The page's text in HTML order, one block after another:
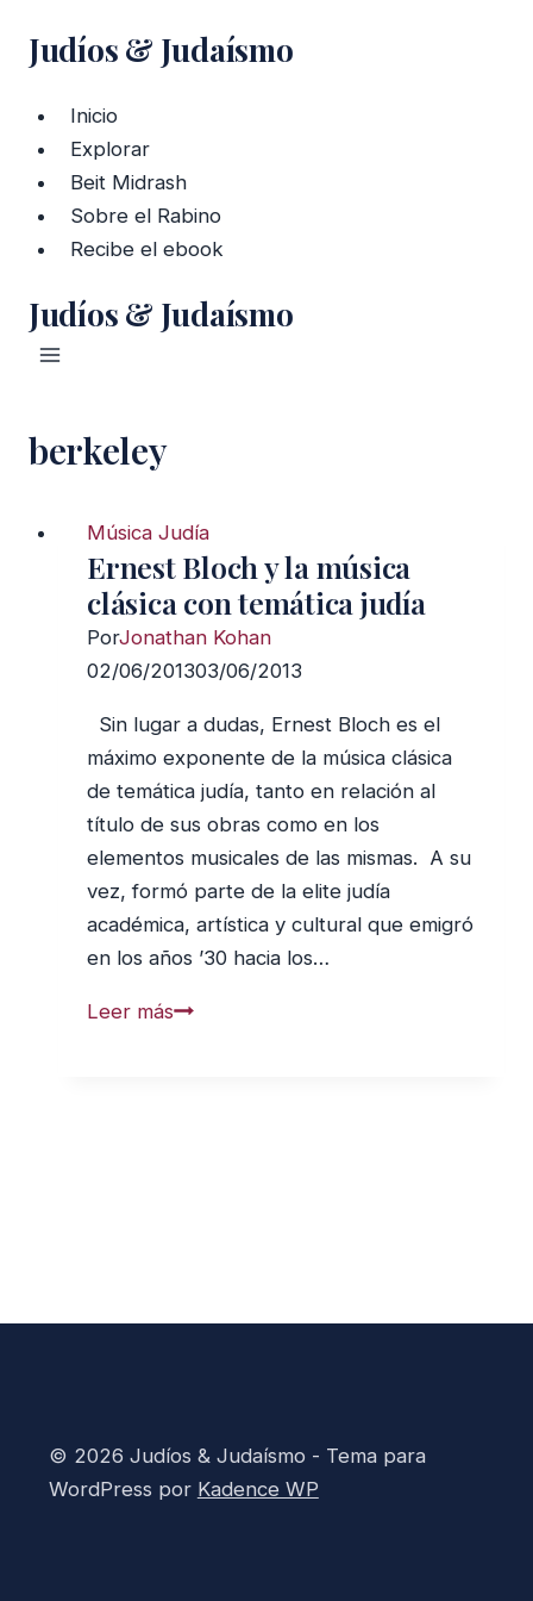
Judíos & Judaísmo
Inicio
Explorar
Beit Midrash
Sobre el Rabino
Recibe el ebook
Judíos & Judaísmo
berkeley
Música Judía
Ernest Bloch y la música
clásica con temática judía
PorJonathan Kohan
02/06/201303/06/2013
Sin lugar a dudas, Ernest Bloch es el
máximo exponente de la música clásica
de temática judía, tanto en relación al
título de sus obras como en los
elementos musicales de las mismas. A su
vez, formó parte de la elite judía
académica, artística y cultural que emigró
en los años ’30 hacia los…
Leer másErnest
© 2026 Judíos & Judaísmo - Tema para
WordPress por Kadence WP